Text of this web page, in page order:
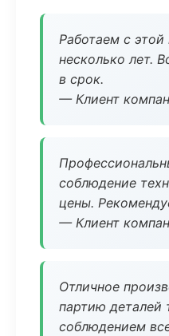
Работаем с
несколько лет.
в срок.
— Клиент
соблюдение
цены.
— Клиент
Отличное
партию деталей
соблюдением